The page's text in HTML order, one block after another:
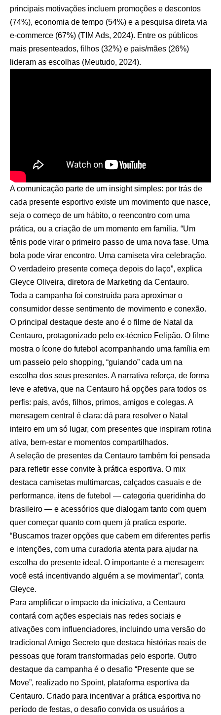
principais motivações incluem promoções e descontos
(74%), economia de tempo (54%) e a pesquisa direta via
e-commerce (67%) (TIM Ads, 2024). Entre os públicos
mais presenteados, filhos (32%) e pais/mães (26%)
lideram as escolhas (Meutudo, 2024).
A comunicação parte de um insight simples: por trás de
cada presente esportivo existe um movimento que nasce,
seja o começo de um hábito, o reencontro com uma
prática, ou a criação de um momento em família. “Um
tênis pode virar o primeiro passo de uma nova fase. Uma
bola pode virar encontro. Uma camiseta vira celebração.
O verdadeiro presente começa depois do laço”, explica
Gleyce Oliveira, diretora de Marketing da Centauro.
Toda a campanha foi construída para aproximar o
consumidor desse sentimento de movimento e conexão.
O principal destaque deste ano é o filme de Natal da
Centauro, protagonizado pelo ex-técnico Felipão. O filme
mostra o ícone do futebol acompanhando uma família em
um passeio pelo shopping, “guiando” cada um na
escolha dos seus presentes. A narrativa reforça, de forma
leve e afetiva, que na Centauro há opções para todos os
perfis: pais, avós, filhos, primos, amigos e colegas. A
mensagem central é clara: dá para resolver o Natal
inteiro em um só lugar, com presentes que inspiram rotina
ativa, bem-estar e momentos compartilhados.
A seleção de presentes da Centauro também foi pensada
para refletir esse convite à prática esportiva. O mix
destaca camisetas multimarcas, calçados casuais e de
performance, itens de futebol — categoria queridinha do
brasileiro — e acessórios que dialogam tanto com quem
quer começar quanto com quem já pratica esporte.
“Buscamos trazer opções que cabem em diferentes perfis
e intenções, com uma curadoria atenta para ajudar na
escolha do presente ideal. O importante é a mensagem:
você está incentivando alguém a se movimentar”, conta
Gleyce.
Para amplificar o impacto da iniciativa, a Centauro
contará com ações especiais nas redes sociais e
ativações com influenciadores, incluindo uma versão do
tradicional Amigo Secreto que destaca histórias reais de
pessoas que foram transformadas pelo esporte. Outro
destaque da campanha é o desafio “Presente que se
Move”, realizado no Spoint, plataforma esportiva da
Centauro. Criado para incentivar a prática esportiva no
período de festas, o desafio convida os usuários a